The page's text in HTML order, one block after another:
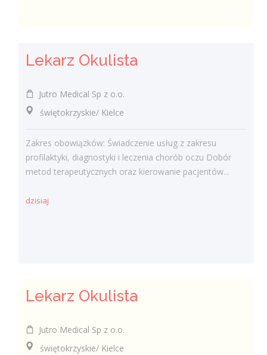
Lekarz Okulista
Jutro Medical Sp z o.o.
świętokrzyskie/ Kielce
Zakres obowiązków: Świadczenie usług z zakresu
profilaktyki, diagnostyki i leczenia chorób oczu Dobór
metod terapeutycznych oraz kierowanie pacjentów...
dzisiaj
Lekarz Okulista
Jutro Medical Sp z o.o.
świętokrzyskie/ Kielce